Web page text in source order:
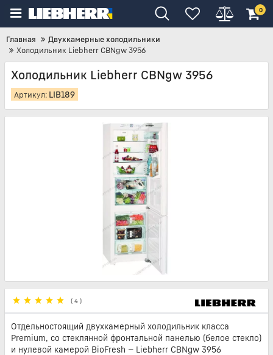
0
Главная
Двухкамерные холодильники
Холодильник Liebherr CBNgw 3956
Холодильник Liebherr CBNgw 3956
Артикул: LIB189
( 4 )
Отдельностоящий двухкамерный холодильник класса
Premium, со стеклянной фронтальной панелью (белое стекло)
и нулевой камерой BioFresh — Liebherr CBNgw 3956